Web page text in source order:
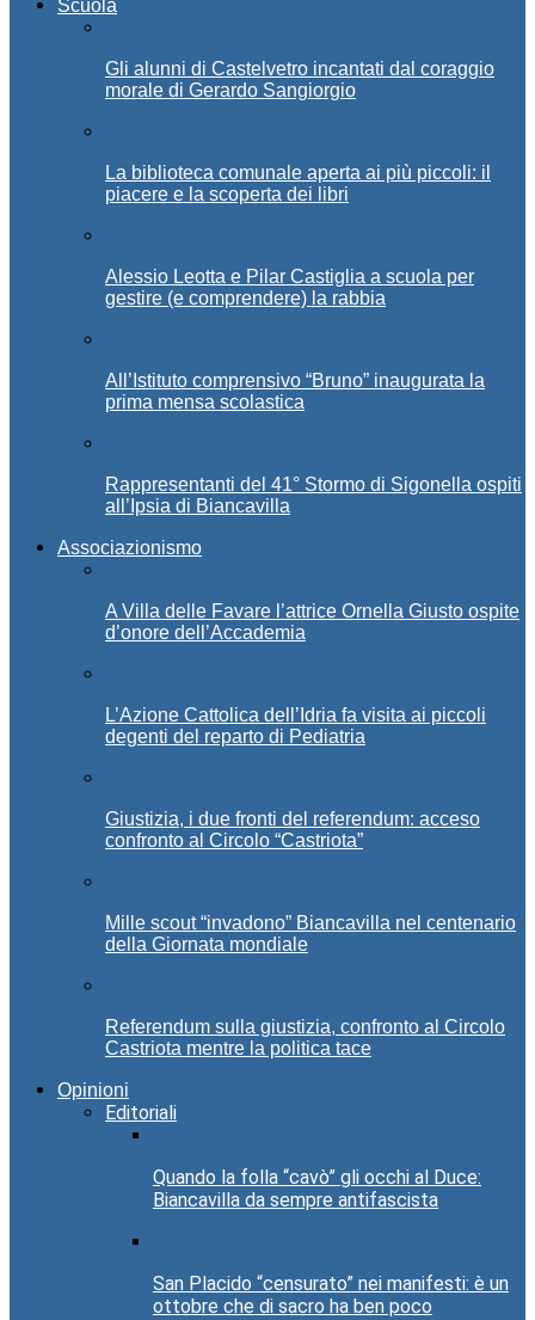
Scuola
Gli alunni di Castelvetro incantati dal coraggio
morale di Gerardo Sangiorgio
La biblioteca comunale aperta ai più piccoli: il
piacere e la scoperta dei libri
Alessio Leotta e Pilar Castiglia a scuola per
gestire (e comprendere) la rabbia
All’Istituto comprensivo “Bruno” inaugurata la
prima mensa scolastica
Rappresentanti del 41° Stormo di Sigonella ospiti
all’Ipsia di Biancavilla
Associazionismo
A Villa delle Favare l’attrice Ornella Giusto ospite
d’onore dell’Accademia
L’Azione Cattolica dell’Idria fa visita ai piccoli
degenti del reparto di Pediatria
Giustizia, i due fronti del referendum: acceso
confronto al Circolo “Castriota”
Mille scout “invadono” Biancavilla nel centenario
della Giornata mondiale
Referendum sulla giustizia, confronto al Circolo
Castriota mentre la politica tace
Opinioni
Editoriali
Quando la folla “cavò” gli occhi al Duce:
Biancavilla da sempre antifascista
San Placido “censurato” nei manifesti: è un
ottobre che di sacro ha ben poco